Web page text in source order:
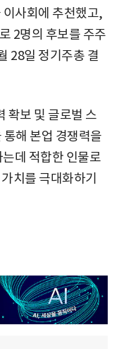
사회에 추천했고,
2명의 후보를 주주
28일 정기주총 결
확보 및 글로벌 스
해 본업 경쟁력을
데 적합한 인물로
치를 극대화하기